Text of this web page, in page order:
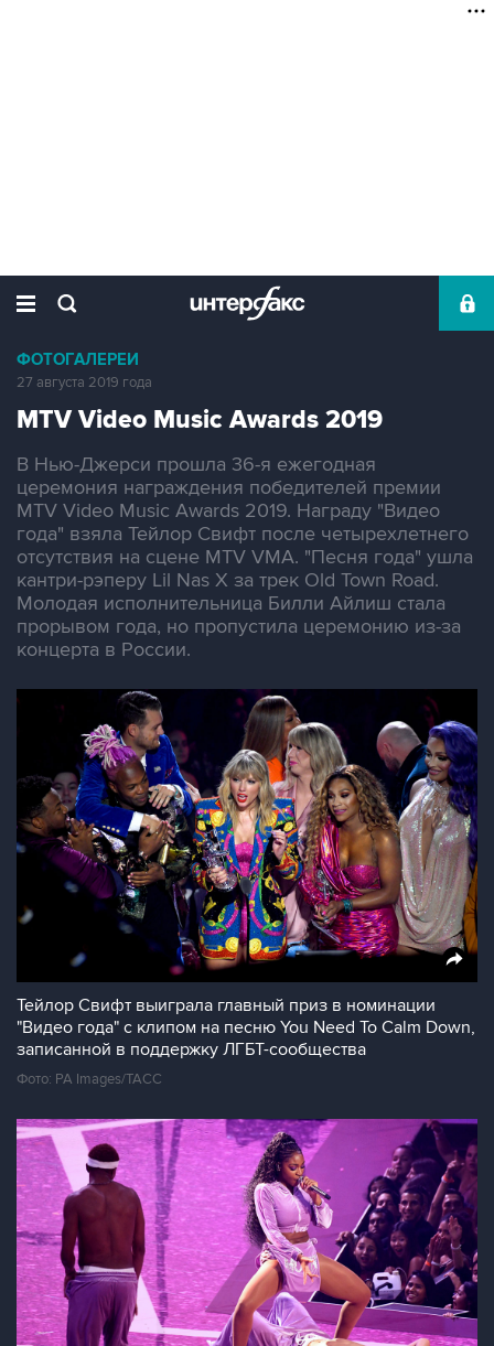
ФОТОГАЛЕРЕИ
27 августа 2019 года
MTV Video Music Awards 2019
В Нью-Джерси прошла 36-я ежегодная
церемония награждения победителей премии
MTV Video Music Awards 2019. Награду "Видео
года" взяла Тейлор Свифт после четырехлетнего
отсутствия на сцене MTV VMA. "Песня года" ушла
кантри-рэперу Lil Nas X за трек Old Town Road.
Молодая исполнительница Билли Айлиш стала
прорывом года, но пропустила церемонию из-за
концерта в России.
Тейлор Свифт выиграла главный приз в номинации
"Видео года" с клипом на песню You Need To Calm Down,
записанной в поддержку ЛГБТ-сообщества
Фото: PA Images/ТАСС